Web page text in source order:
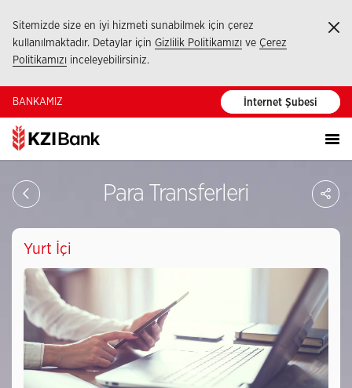
Sitemizde size en iyi hizmeti sunabilmek için çerez
kullanılmaktadır. Detaylar için Gizlilik Politikamızı ve Çerez
Politikamızı inceleyebilirsiniz.
BANKAMIZ İnternet Şubesi
Para Transferleri
Yurt İçi